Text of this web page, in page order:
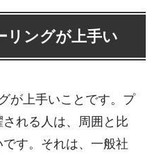
ングが上手い
が上手いことです。プ
れる人は、周囲と比
す。それは、一般社